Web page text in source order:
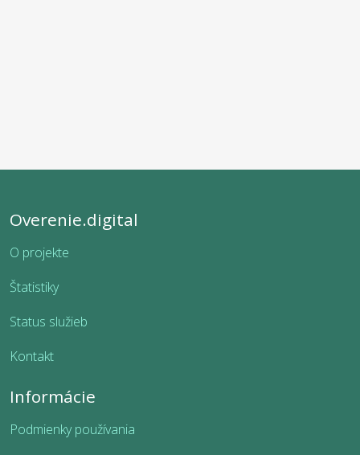
Overenie.digital
O projekte
Štatistiky
Status služieb
Kontakt
Informácie
Podmienky používania